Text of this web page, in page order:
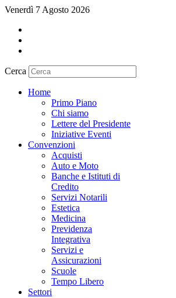
Venerdì 7 Agosto 2026
Cerca
Home
Primo Piano
Chi siamo
Lettere del Presidente
Iniziative Eventi
Convenzioni
Acquisti
Auto e Moto
Banche e Istituti di
Credito
Servizi Notarili
Estetica
Medicina
Previdenza
Integrativa
Servizi e
Assicurazioni
Scuole
Tempo Libero
Settori